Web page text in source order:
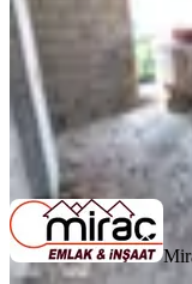
Miraç Emlak & İnşaat
Ara